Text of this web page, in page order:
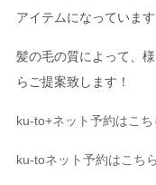
アイテムになっています
髪の毛の質によって、
らご提案致します！
ku-to+ネット予約はこち
ku-toネット予約はこちら